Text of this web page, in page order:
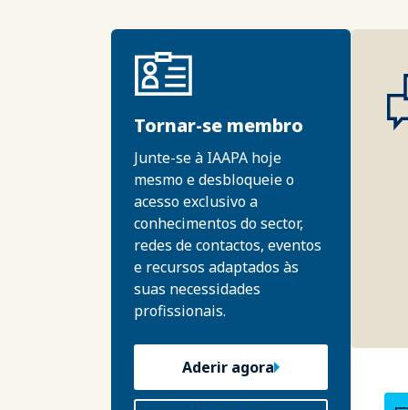
Tornar-se membro
Junte-se à IAAPA hoje
mesmo e desbloqueie o
acesso exclusivo a
conhecimentos do sector,
redes de contactos, eventos
e recursos adaptados às
suas necessidades
profissionais.
Aderir agora